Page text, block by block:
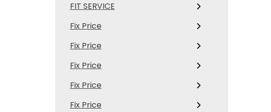
FIT SERVICE
Fix Price
Fix Price
Fix Price
Fix Price
Fix Price